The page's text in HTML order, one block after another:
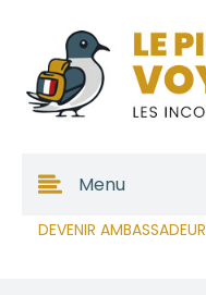
DEVENIR AMBASSADEUR
Menu